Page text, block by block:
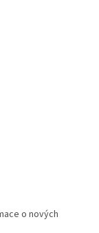
o nových